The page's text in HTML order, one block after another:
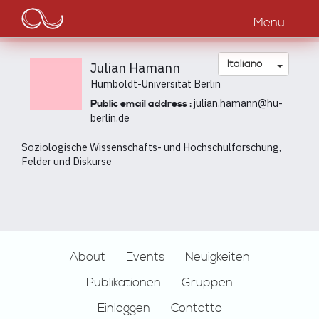
contenuto
principale
Main
navigation
Menu
Italiano Toggle
Julian Hamann
Humboldt-Universität Berlin
Public email address :julian.hamann@hu-
berlin.de
Soziologische Wissenschafts- und Hochschulforschung,
Felder und Diskurse
About Events
Neuigkeiten
Publikationen
Gruppen
Einloggen
Contatto